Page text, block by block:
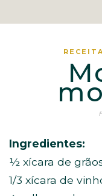
Ingredientes:
½ xícara de
1/3 xícara de